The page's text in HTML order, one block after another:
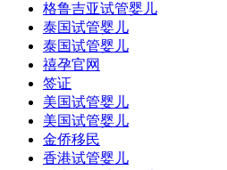
格鲁吉亚试管婴儿
泰国试管婴儿
泰国试管婴儿
禧孕官网
签证
美国试管婴儿
美国试管婴儿
金侨移民
香港试管婴儿